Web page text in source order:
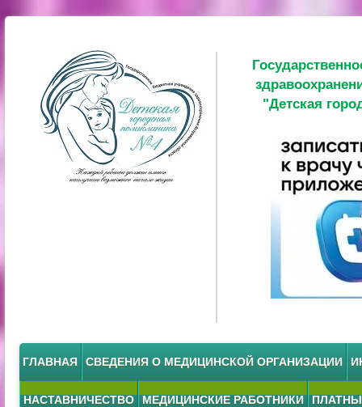
"Детская
ГЛАВНАЯ СВЕДЕНИЯ О МЕДИЦИНСКОЙ ОРГАНИЗАЦИИ
НАСТАВНИЧЕСТВО МЕДИЦИНСКИЕ РАБОТНИКИ